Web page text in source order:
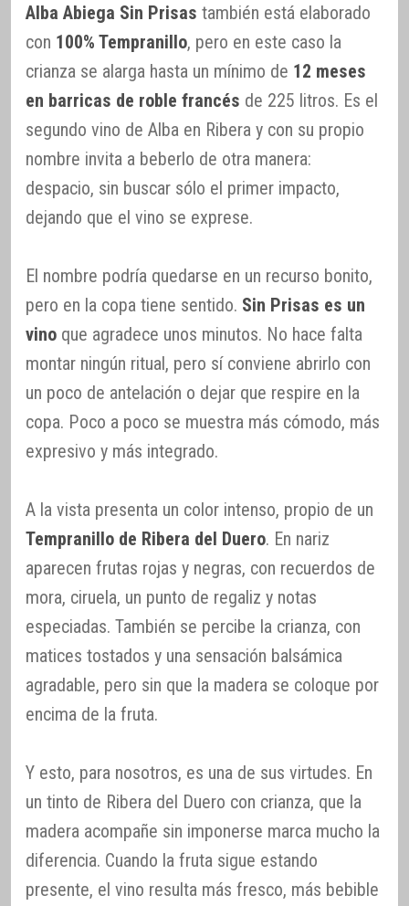
Alba Abiega Sin Prisas también está elaborado
con 100% Tempranillo, pero en este caso la
crianza se alarga hasta un mínimo de 12 meses
en barricas de roble francés de 225 litros. Es el
segundo vino de Alba en Ribera y con su propio
nombre invita a beberlo de otra manera:
despacio, sin buscar sólo el primer impacto,
dejando que el vino se exprese.
El nombre podría quedarse en un recurso bonito,
pero en la copa tiene sentido. Sin Prisas es un
vino que agradece unos minutos. No hace falta
montar ningún ritual, pero sí conviene abrirlo con
un poco de antelación o dejar que respire en la
copa. Poco a poco se muestra más cómodo, más
expresivo y más integrado.
A la vista presenta un color intenso, propio de un
Tempranillo de Ribera del Duero. En nariz
aparecen frutas rojas y negras, con recuerdos de
mora, ciruela, un punto de regaliz y notas
especiadas. También se percibe la crianza, con
matices tostados y una sensación balsámica
agradable, pero sin que la madera se coloque por
encima de la fruta.
Y esto, para nosotros, es una de sus virtudes. En
un tinto de Ribera del Duero con crianza, que la
madera acompañe sin imponerse marca mucho la
diferencia. Cuando la fruta sigue estando
presente, el vino resulta más fresco, más bebible